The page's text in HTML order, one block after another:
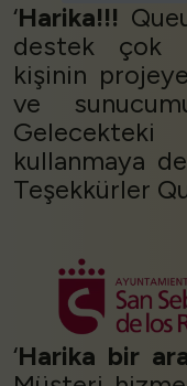
‘Harika!!!
destek çok
kişinin
ve
Gelecekteki
kullanmaya
Teşekkürler
‘Harika bir